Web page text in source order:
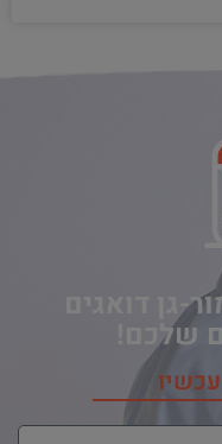
גן דואגים
שלכם!